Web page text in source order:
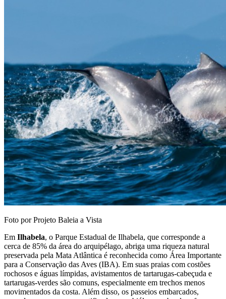
Foto por Projeto Baleia a Vista
Em Ilhabela, o Parque Estadual de Ilhabela, que corresponde a
cerca de 85% da área do arquipélago, abriga uma riqueza natural
preservada pela Mata Atlântica é reconhecida como Área Importante
para a Conservação das Aves (IBA). Em suas praias com costões
rochosos e águas límpidas, avistamentos de tartarugas‑cabeçuda e
tartarugas-verdes são comuns, especialmente em trechos menos
movimentados da costa. Além disso, os passeios embarcados,